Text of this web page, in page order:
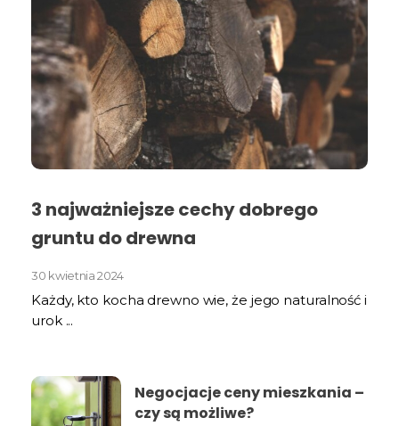
3 najważniejsze cechy dobrego
gruntu do drewna
30 kwietnia 2024
Każdy, kto kocha drewno wie, że jego naturalność i
urok ...
Negocjacje ceny mieszkania –
czy są możliwe?